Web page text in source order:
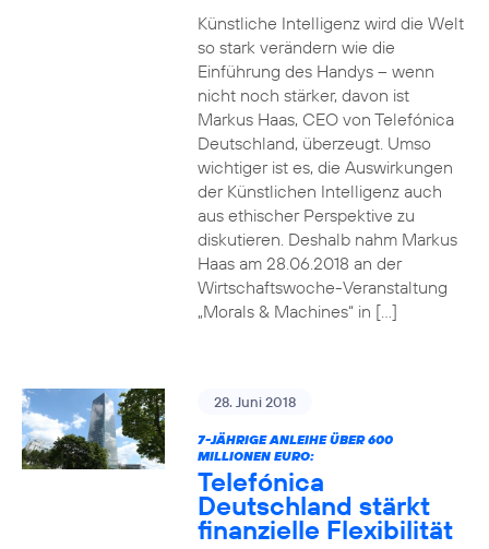
Künstliche Intelligenz wird die Welt
so stark verändern wie die
Einführung des Handys – wenn
nicht noch stärker, davon ist
Markus Haas, CEO von Telefónica
Deutschland, überzeugt. Umso
wichtiger ist es, die Auswirkungen
der Künstlichen Intelligenz auch
aus ethischer Perspektive zu
diskutieren. Deshalb nahm Markus
Haas am 28.06.2018 an der
Wirtschaftswoche-Veranstaltung
„Morals & Machines“ in […]
28. Juni 2018
7-JÄHRIGE ANLEIHE ÜBER 600
MILLIONEN EURO:
Telefónica
Deutschland stärkt
finanzielle Flexibilität